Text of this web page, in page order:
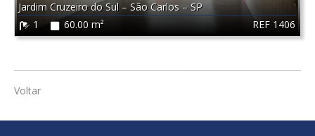
REF 1406
Jardim Cruzeiro do Sul – São Carlos –SP
1
60.00 m²
Voltar